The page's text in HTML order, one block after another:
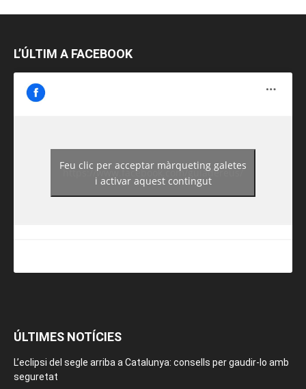
L’ÚLTIM A FACEBOOK
https://www.facebook.com/guiadereus/
Feu clic per acceptar màrqueting galetes
i activar aquest contingut
ÚLTIMES NOTÍCIES
L’eclipsi del segle arriba a Catalunya: consells per gaudir-lo amb
seguretat